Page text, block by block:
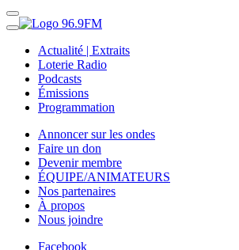
Actualité | Extraits
Loterie Radio
Podcasts
Émissions
Programmation
Annoncer sur les ondes
Faire un don
Devenir membre
ÉQUIPE/ANIMATEURS
Nos partenaires
À propos
Nous joindre
Facebook